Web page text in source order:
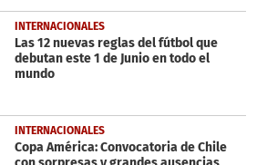
INTERNACIONALES
Las 12 nuevas reglas del fútbol que
debutan este 1 de Junio en todo el
mundo
INTERNACIONALES
Copa América: Convocatoria de Chile